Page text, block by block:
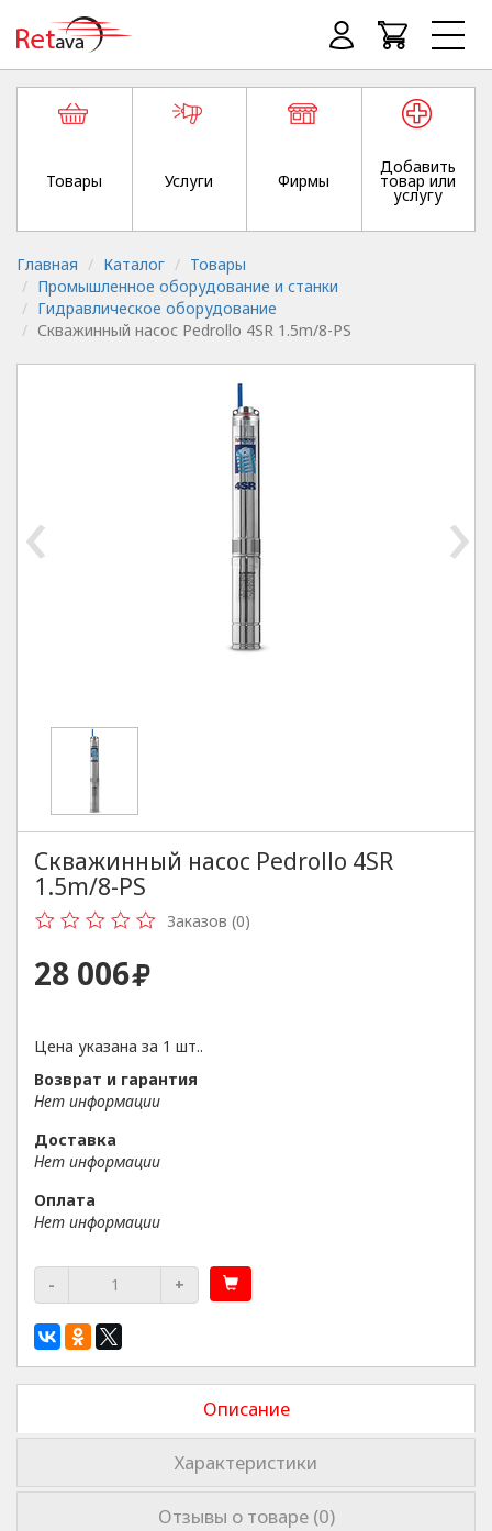
Товары Услуги Фирмы
Добавить
товар или
услугу
Главная Каталог
Товары
Промышленное оборудование и станки
Гидравлическое оборудование
Скважинный насос Pedrollo 4SR 1.5m/8-PS
‹ ›
Скважинный насос Pedrollo 4SR
1.5m/8-PS
Заказов (0)
28 006
Цена указана за 1 шт..
Возврат и гарантия
Нет информации
Доставка
Нет информации
Оплата
Нет информации
- +
Описание
Характеристики
Отзывы о товаре (0)